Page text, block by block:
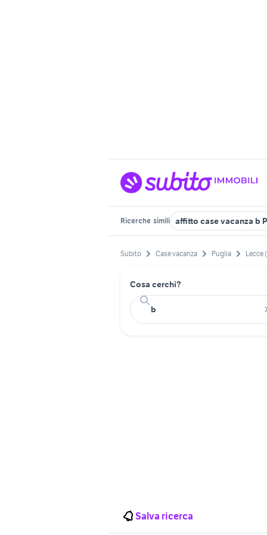
Ricerche simili affitto case vacanza b
Subito Case vacanza Puglia Lecce
Cosa cerchi?
Salva ricerca